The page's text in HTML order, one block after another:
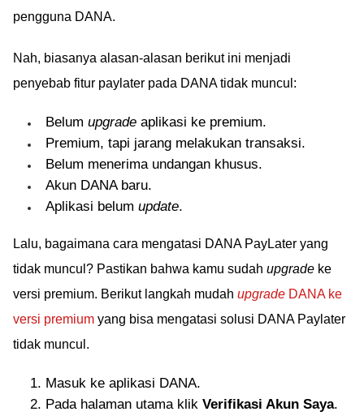
pengguna DANA.
Nah, biasanya alasan-alasan berikut ini menjadi
penyebab fitur paylater pada DANA tidak muncul:
Belum upgrade aplikasi ke premium.
Premium, tapi jarang melakukan transaksi.
Belum menerima undangan khusus.
Akun DANA baru.
Aplikasi belum update.
Lalu, bagaimana cara mengatasi DANA PayLater yang
tidak muncul? Pastikan bahwa kamu sudah upgrade ke
versi premium. Berikut langkah mudah upgrade DANA ke
versi premium yang bisa mengatasi solusi DANA Paylater
tidak muncul.
Masuk ke aplikasi DANA.
Pada halaman utama klik Verifikasi Akun Saya.